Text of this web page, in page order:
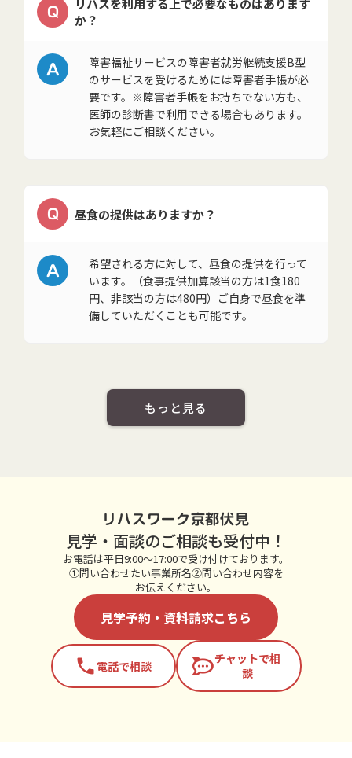
Q
リハスを利用する上で必要なものはあります
か？
A
障害福祉サービスの障害者就労継続支援B型
のサービスを受けるためには障害者手帳が必
要です。※障害者手帳をお持ちでない方も、
医師の診断書で利用できる場合もあります。
お気軽にご相談ください。
Q 昼食の提供はありますか？
A
希望される方に対して、昼食の提供を行って
います。（食事提供加算該当の方は1食180
円、非該当の方は480円）ご自身で昼食を準
備していただくことも可能です。
もっと見る
リハスワーク京都伏見
見学・面談のご相談も受付中！
お電話は平日9:00～17:00で受け付けております。
①問い合わせたい事業所名②問い合わせ内容を
お伝えください。
見学予約・資料請求こちら
phone 電話で相談
チャットで相
談